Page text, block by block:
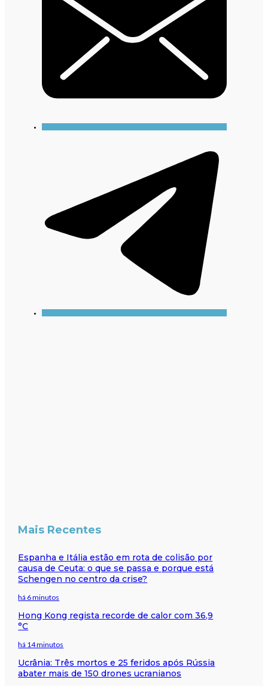
Mais Recentes
Espanha e Itália estão em rota de colisão por
causa de Ceuta: o que se passa e porque está
Schengen no centro da crise?
há 6 minutos
Hong Kong regista recorde de calor com 36,9
°C
há 14 minutos
Ucrânia: Três mortos e 25 feridos após Rússia
abater mais de 150 drones ucranianos